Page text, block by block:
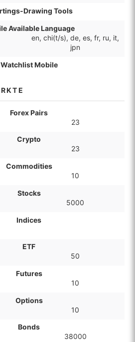
Drawing Tools
Available Language
en, chi(t/s), de, es, fr, ru, it,
jpn
Watchlist Mobile
Forex Pairs
23
Crypto
23
Commodities
10
Stocks
5000
Indices
ETF
50
Futures
10
Options
10
Bonds
38000